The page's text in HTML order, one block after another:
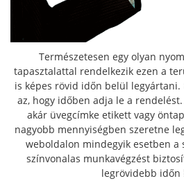
Természetesen egy olyan
tapasztalattal rendelkezik ezen a
is képes rövid időn belül legyártani.
az, hogy időben adja le a
akár üvegcímke etikett vagy
nagyobb mennyiségben szeretne
weboldalon mindegyik esetben a
színvonalas munkavégzést
legrövidebb időn